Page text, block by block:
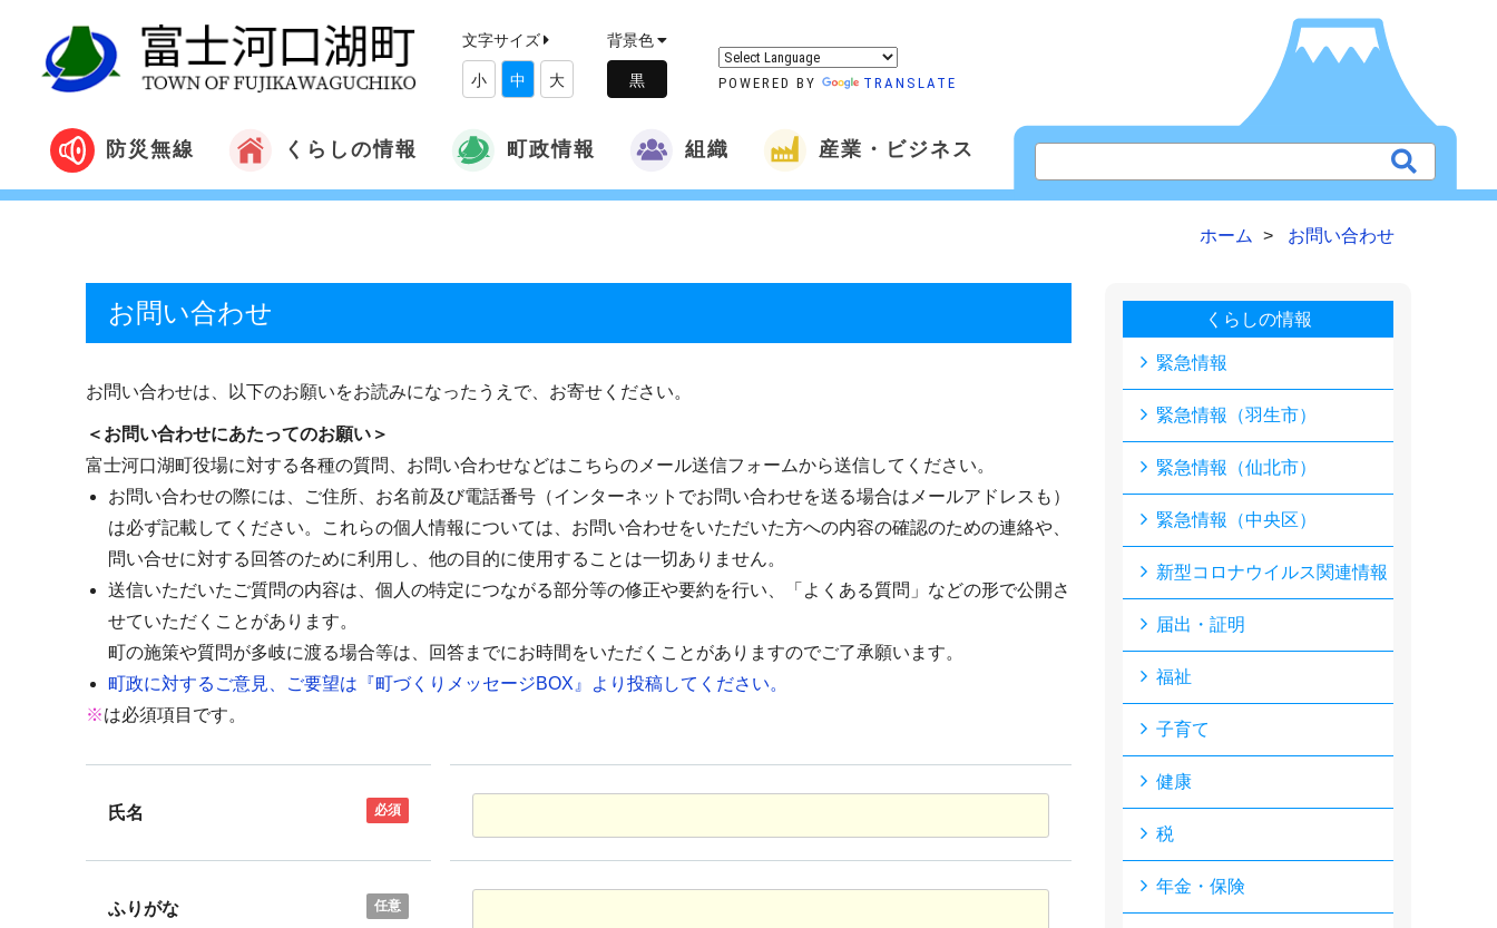
文字サイズ
小 中 大
背景色
POWERED BY TRANSLATE
防災無線 くらしの情報 町政情報 組織 産業・ビジネス
ホーム お問い合わせ
お問い合わせ
お問い合わせは、以下のお願いをお読みになったうえで、お寄せください。
＜お問い合わせにあたってのお願い＞
富士河口湖町役場に対する各種の質問、お問い合わせなどはこちらのメール送信フォームから送信してください。
お問い合わせの際には、ご住所、お名前及び電話番号（インターネットでお問い合わせを送る場合はメールアドレスも）
は必ず記載してください。これらの個人情報については、お問い合わせをいただいた方への内容の確認のための連絡や、
問い合せに対する回答のために利用し、他の目的に使用することは一切ありません。
送信いただいたご質問の内容は、個人の特定につながる部分等の修正や要約を行い、「よくある質問」などの形で公開さ
せていただくことがあります。
町の施策や質問が多岐に渡る場合等は、回答までにお時間をいただくことがありますのでご了承願います。
町政に対するご意見、ご要望は『町づくりメッセージBOX』より投稿してください。
※は必須項目です。
氏名 必須
ふりがな 任意
くらしの情報
緊急情報
緊急情報（羽生市）
緊急情報（仙北市）
緊急情報（中央区）
新型コロナウイルス関連情報
届出・証明
福祉
子育て
健康
税
年金・保険